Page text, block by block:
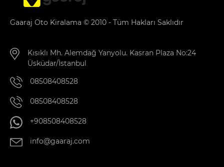
Gaaraj Oto Kiralama © 2010 - Tüm Hakları Saklıdır
Kısıklı Mh. Alemdağ Yanyolu. Kasran Plaza No:24
Üsküdar/İstanbul
08508408528
08508408528
+908508408528
info@gaaraj.com